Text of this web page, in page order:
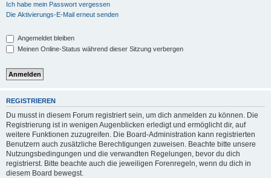
Ich habe mein Passwort vergessen
Die Aktivierungs-E-Mail erneut senden
Angemeldet bleiben
Meinen Online-Status während dieser Sitzung verbergen
REGISTRIEREN
Du musst in diesem Forum registriert sein, um dich anmelden zu können. Die
Registrierung ist in wenigen Augenblicken erledigt und ermöglicht dir, auf
weitere Funktionen zuzugreifen. Die Board-Administration kann registrierten
Benutzern auch zusätzliche Berechtigungen zuweisen. Beachte bitte unsere
Nutzungsbedingungen und die verwandten Regelungen, bevor du dich
registrierst. Bitte beachte auch die jeweiligen Forenregeln, wenn du dich in
diesem Board bewegst.